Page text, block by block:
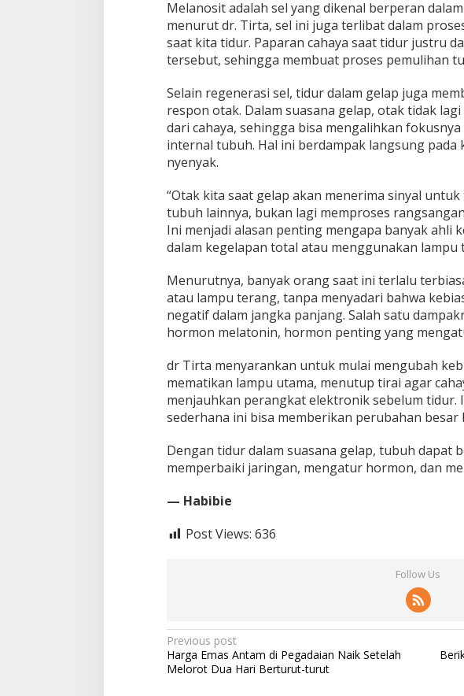
t
a
s
T
u
r
A
l
a
t
e
r
T
i
a
Melanosit adalah sel yang dikenal berperan
menurut dr. Tirta, sel ini juga terlibat dalam
saat kita tidur. Paparan cahaya saat tidur justru
tersebut, sehingga membuat proses pemulihan
Selain regenerasi sel, tidur dalam gelap juga
respon otak. Dalam suasana gelap, otak tidak
dari cahaya, sehingga bisa mengalihkan
internal tubuh. Hal ini berdampak langsung pada
nyenyak.
“Otak kita saat gelap akan menerima sinyal
tubuh lainnya, bukan lagi memproses
Ini menjadi alasan penting mengapa banyak ahli
dalam kegelapan total atau menggunakan
Menurutnya, banyak orang saat ini terlalu
atau lampu terang, tanpa menyadari bahwa
negatif dalam jangka panjang. Salah satu
hormon melatonin, hormon penting yang
dr Tirta menyarankan untuk mulai mengubah
mematikan lampu utama, menutup tirai agar
menjauhkan perangkat elektronik sebelum tidur.
sederhana ini bisa memberikan perubahan
Dengan tidur dalam suasana gelap, tubuh dapat
memperbaiki jaringan, mengatur hormon, dan
— Habibie
Post Views: 636
Follow Us
P
o
Previous post
Harga Emas Antam di Pegadaian Naik Setelah
Melorot Dua Hari Berturut-turut